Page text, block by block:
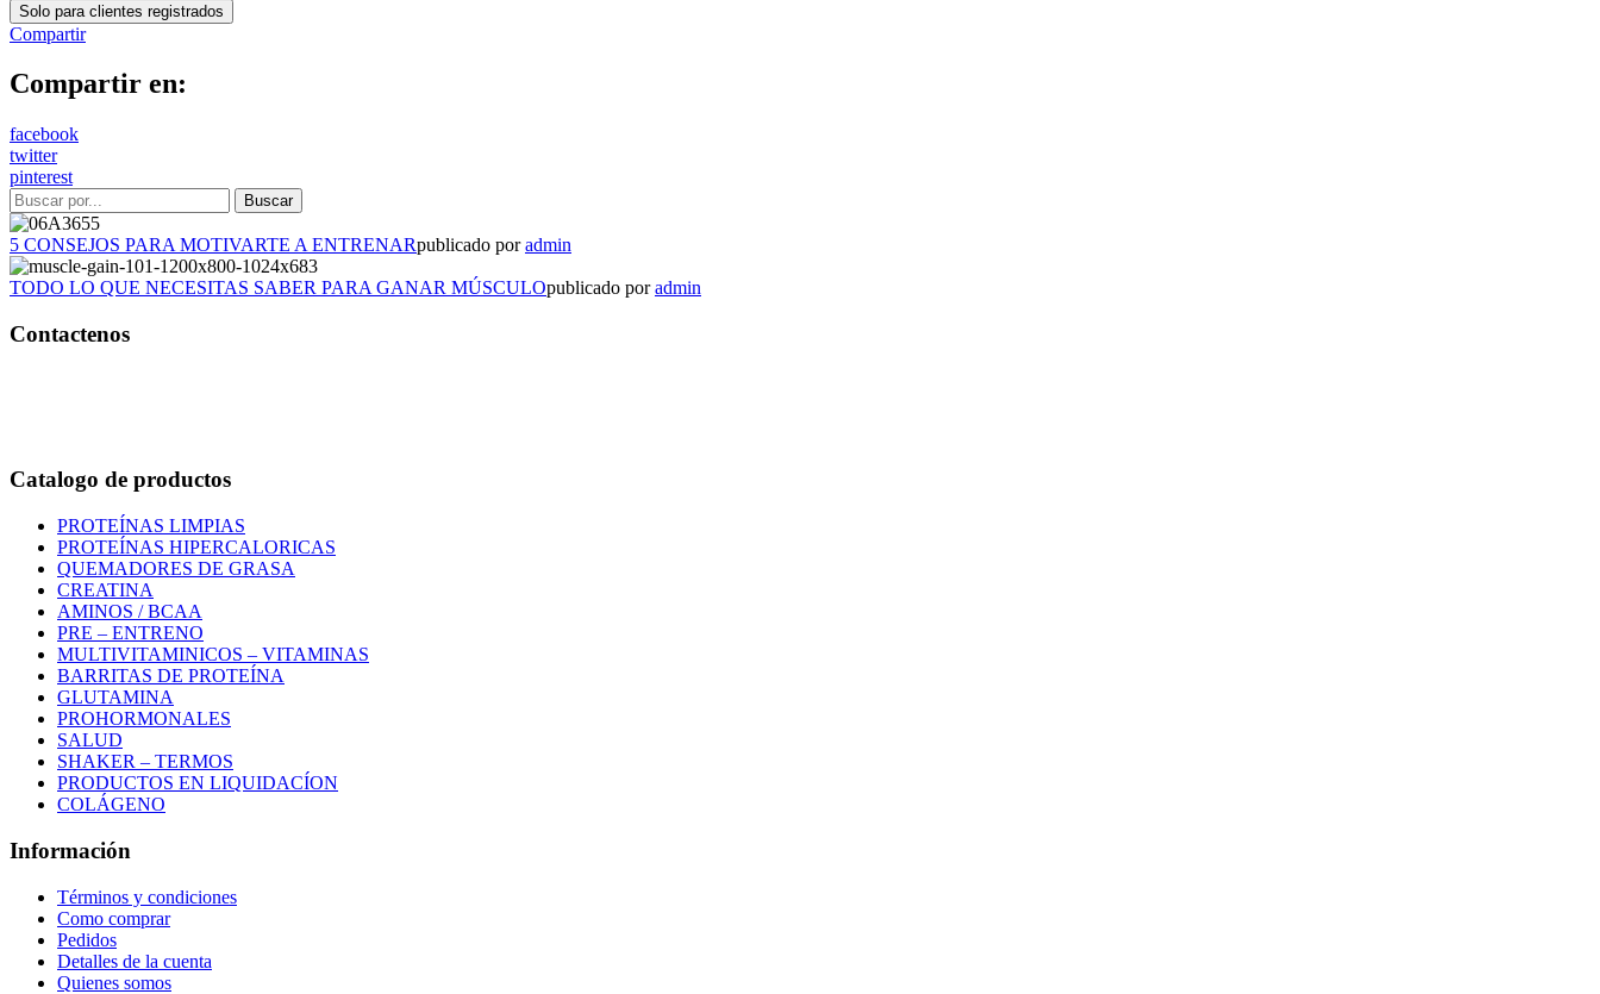
Solo para clientes registrados
Compartir
Compartir en:
facebook
twitter
pinterest
5 CONSEJOS PARA MOTIVARTE A ENTRENARpublicado poradmin
TODO LO QUE NECESITAS SABER PARA GANAR MÚSCULOpublicado poradmin
Contactenos
Catalogo de productos
PROTEÍNAS LIMPIAS
PROTEÍNAS HIPERCALORICAS
QUEMADORES DE GRASA
CREATINA
AMINOS / BCAA
PRE – ENTRENO
MULTIVITAMINICOS – VITAMINAS
BARRITAS DE PROTEÍNA
GLUTAMINA
PROHORMONALES
SALUD
SHAKER – TERMOS
PRODUCTOS EN LIQUIDACÍON
COLÁGENO
Información
Términos y condiciones
Como comprar
Pedidos
Detalles de la cuenta
Quienes somos